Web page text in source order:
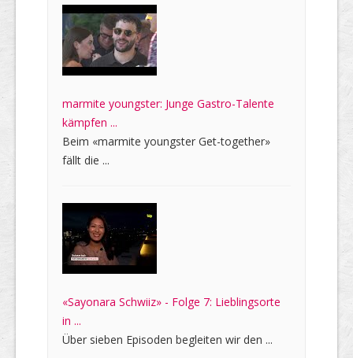
marmite youngster: Junge Gastro-Talente
kämpfen ...
Beim «marmite youngster Get-together»
fällt die ...
«Sayonara Schwiiz» - Folge 7: Lieblingsorte
in ...
Über sieben Episoden begleiten wir den ...